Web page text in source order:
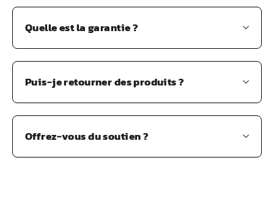
Quelle est la garantie ?
Puis-je retourner des produits ?
Offrez-vous du soutien ?